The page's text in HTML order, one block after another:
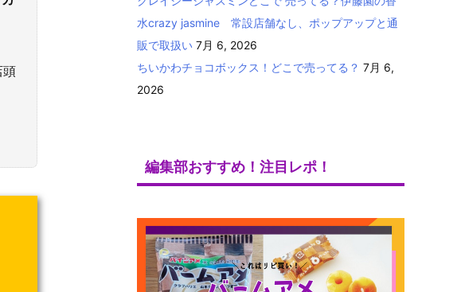
頭
水crazy jasmine 常設店舗なし、ポップアップと通
販で取扱い 7月 6, 2026
ちいかわチョコボックス！どこで売ってる？ 7月 6,
2026
編集部おすすめ！注目レポ！